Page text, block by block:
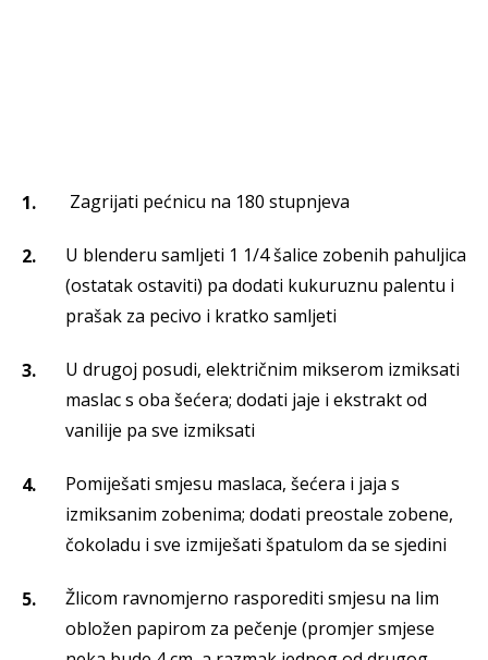
Zagrijati pećnicu na 180 stupnjeva
U blenderu samljeti 1 1/4 šalice zobenih pahuljica
(ostatak ostaviti) pa dodati kukuruznu palentu i
prašak za pecivo i kratko samljeti
U drugoj posudi, električnim mikserom izmiksati
maslac s oba šećera; dodati jaje i ekstrakt od
vanilije pa sve izmiksati
Pomiješati smjesu maslaca, šećera i jaja s
izmiksanim zobenima; dodati preostale zobene,
čokoladu i sve izmiješati špatulom da se sjedini
Žlicom ravnomjerno rasporediti smjesu na lim
obložen papirom za pečenje (promjer smjese